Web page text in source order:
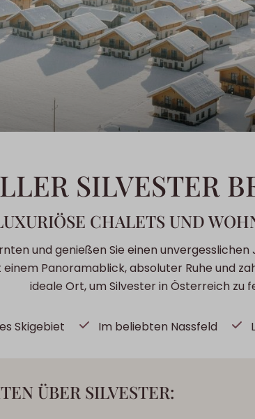
SILVESTER
CHALETS UND
und genießen Sie einen
Panoramablick, absoluter Ruhe und
ideale Ort, um Silvester in Österreich zu
Skigebiet Im beliebten Nassfeld
ÜBER SILVESTER: